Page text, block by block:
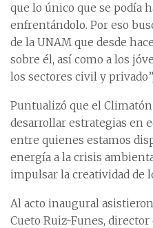
que lo único que se podía
enfrentándolo. Por eso
de la UNAM que desde
sobre él, así como a los
los sectores civil y
Puntualizó que el
desarrollar estrategias en
entre quienes estamos
energía a la crisis
impulsar la creatividad de
Al acto inaugural
Cueto Ruiz-Funes, director